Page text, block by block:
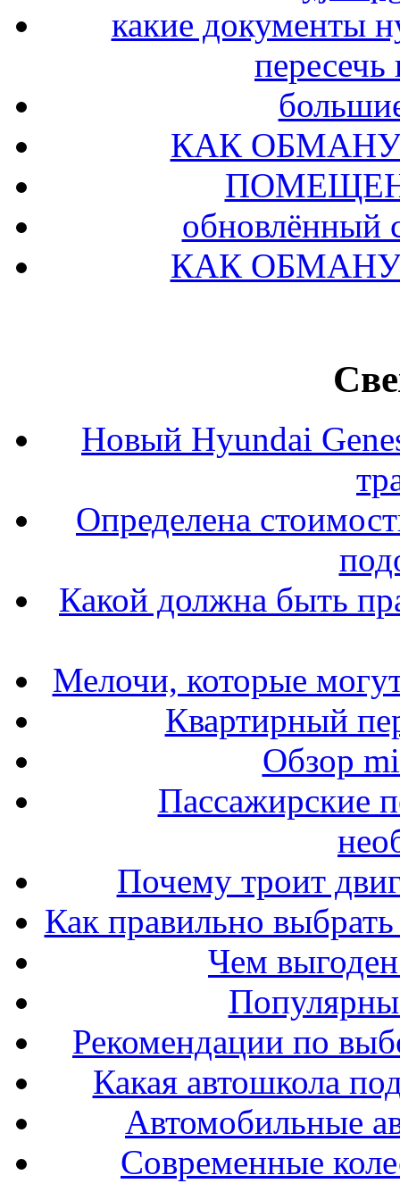
какие документы
КАК
обновлённый
КАК
Новый Hyundai
Определена
Какой должна быть
Мелочи, которые
Квартирный
Обзор
Пассажирские
Почему троит
Как правильно выбрать
Чем
Рекомендации по
Какая автошкола
Автомобильные
Современные